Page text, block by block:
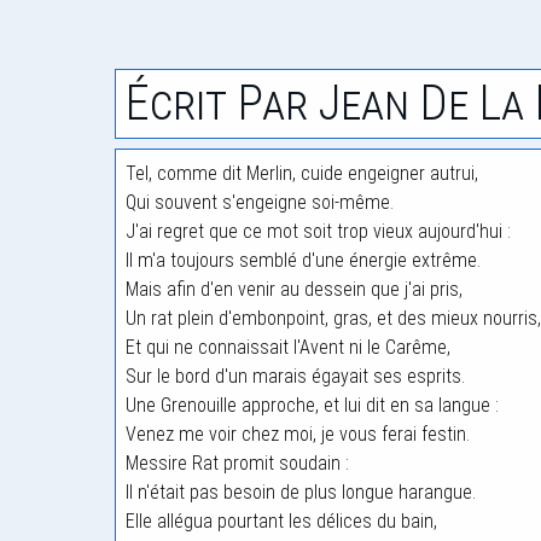
Écrit Par Jean De
Tel, comme dit Merlin, cuide engeigner autrui,
Qui souvent s'engeigne soi-même.
J'ai regret que ce mot soit trop vieux aujourd'hui :
Il m'a toujours semblé d'une énergie extrême.
Mais afin d'en venir au dessein que j'ai pris,
Un rat plein d'embonpoint, gras, et des mieux nourris,
Et qui ne connaissait l'Avent ni le Carême,
Sur le bord d'un marais égayait ses esprits.
Une Grenouille approche, et lui dit en sa langue :
Venez me voir chez moi, je vous ferai festin.
Messire Rat promit soudain :
Il n'était pas besoin de plus longue harangue.
Elle allégua pourtant les délices du bain,